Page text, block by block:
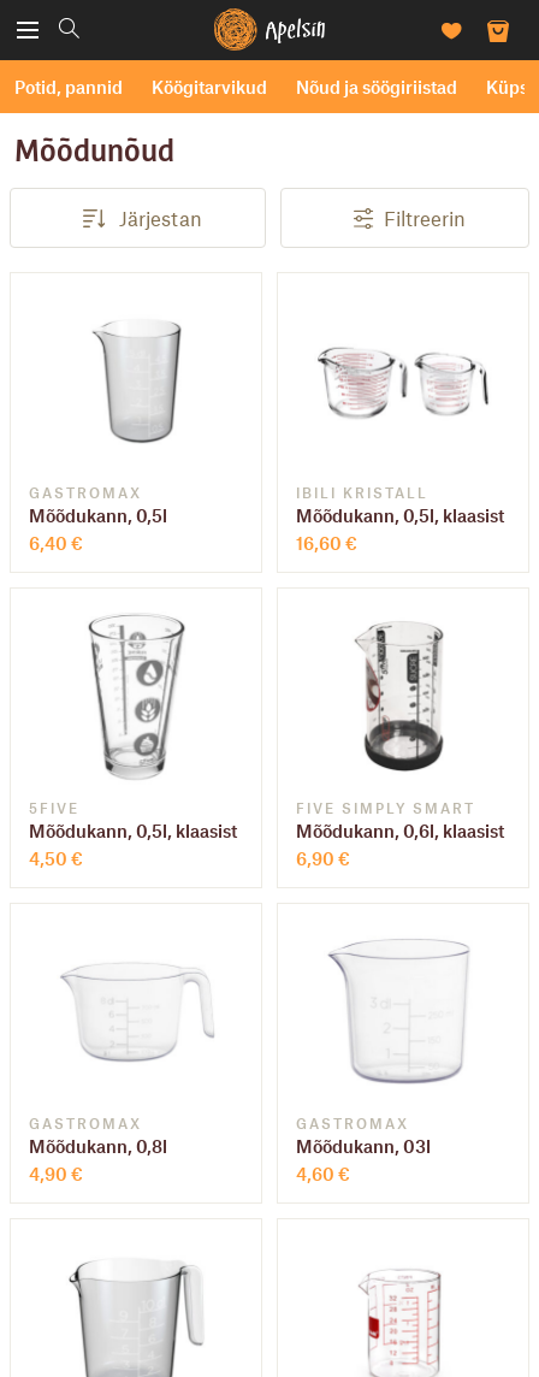
Potid, pannid Köögitarvikud Nõud ja söögiriistad
mõõdunõud
Järjestan Filtreerin
GASTROMAX
Mõõdukann, 0,5l
6,40 €
IBILI KRISTALL
Mõõdukann, 0,5l, klaasist
16,60 €
5FIVE
Mõõdukann, 0,5l, klaasist
4,50 €
FIVE SIMPLY SMART
Mõõdukann, 0,6l, klaasist
6,90 €
GASTROMAX
Mõõdukann, 0,8l
4,90 €
GASTROMAX
Mõõdukann, 03l
4,60 €